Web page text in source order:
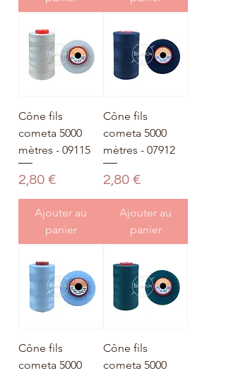
Cône fils
cometa 5000
mètres - 09115
Prix
2,80 €
Ajouter au
panier
Cône fils
cometa 5000
mètres - 07912
Prix
2,80 €
Ajouter au
panier
Cône fils
cometa 5000
Cône fils
cometa 5000